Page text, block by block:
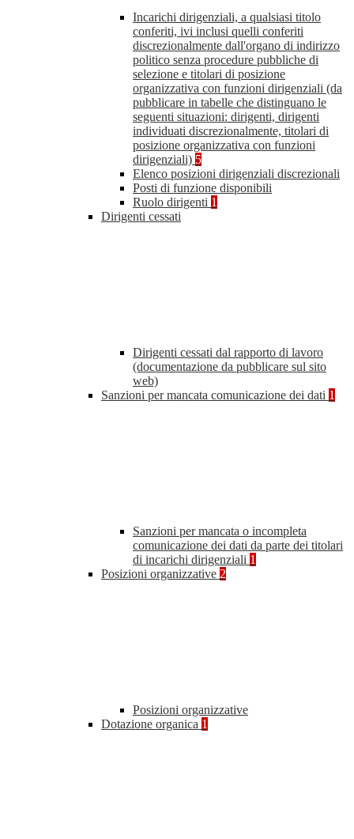
Incarichi dirigenziali, a qualsiasi titolo
conferiti, ivi inclusi quelli conferiti
discrezionalmente dall'organo di indirizzo
politico senza procedure pubbliche di
selezione e titolari di posizione
organizzativa con funzioni dirigenziali (da
pubblicare in tabelle che distinguano le
seguenti situazioni: dirigenti, dirigenti
individuati discrezionalmente, titolari di
posizione organizzativa con funzioni
dirigenziali) 5
Elenco posizioni dirigenziali discrezionali
Posti di funzione disponibili
Ruolo dirigenti 1
Dirigenti cessati
Dirigenti cessati dal rapporto di lavoro
(documentazione da pubblicare sul sito
web)
Sanzioni per mancata comunicazione dei dati 1
Sanzioni per mancata o incompleta
comunicazione dei dati da parte dei titolari
di incarichi dirigenziali 1
Posizioni organizzative 2
Posizioni organizzative
Dotazione organica 1